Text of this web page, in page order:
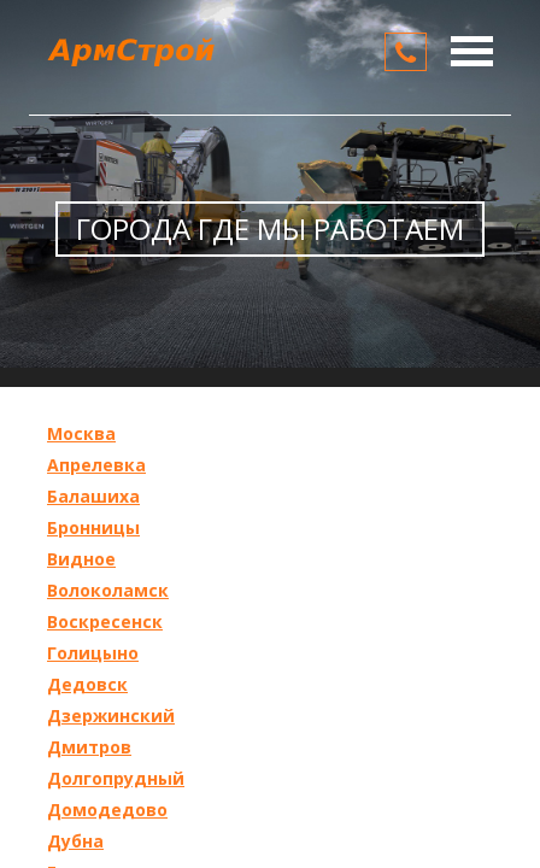
О компании
Услуги
Цены
Контакты
ГОРОДА ГДЕ МЫ РАБОТАЕМ
Москва
Апрелевка
Балашиха
Бронницы
Видное
Волоколамск
Воскресенск
Голицыно
Дедовск
Дзержинский
Дмитров
Долгопрудный
Домодедово
Дубна